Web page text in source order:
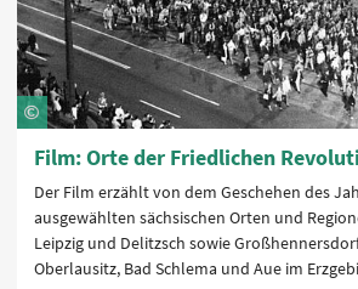
Film: Orte der Friedlichen
Der Film erzählt von dem Geschehen des
ausgewählten sächsischen Orten und
Leipzig und Delitzsch sowie
Oberlausitz, Bad Schlema und Aue im